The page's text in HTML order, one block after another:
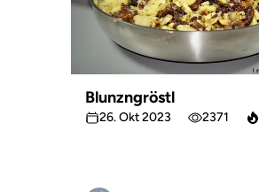
Blunzngröstl
26. Okt 2023 2371